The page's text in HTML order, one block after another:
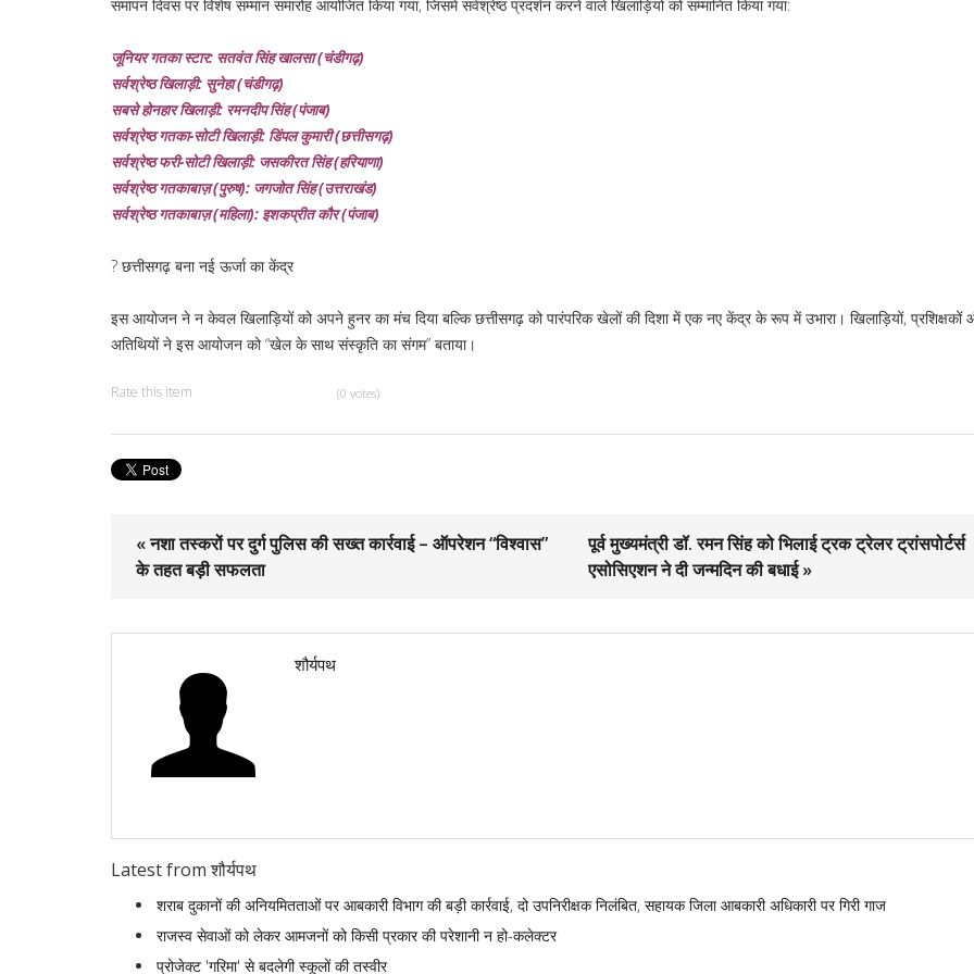
समापन दिवस पर विशेष सम्मान समारोह आयोजित किया गया, जिसमें सर्वश्रेष्ठ प्रदर्शन करने वाले खिलाड़ियों को सम्मानित किया गया:
जूनियर गतका स्टार: सतवंत सिंह खालसा (चंडीगढ़)
सर्वश्रेष्ठ खिलाड़ी: सुनेहा (चंडीगढ़)
सबसे होनहार खिलाड़ी: रमनदीप सिंह (पंजाब)
सर्वश्रेष्ठ गतका-सोटी खिलाड़ी: डिंपल कुमारी (छत्तीसगढ़)
सर्वश्रेष्ठ फरी-सोटी खिलाड़ी: जसकीरत सिंह (हरियाणा)
सर्वश्रेष्ठ गतकाबाज़ (पुरुष): जगजोत सिंह (उत्तराखंड)
सर्वश्रेष्ठ गतकाबाज़ (महिला): इशकप्रीत कौर (पंजाब)
?️ छत्तीसगढ़ बना नई ऊर्जा का केंद्र
इस आयोजन ने न केवल खिलाड़ियों को अपने हुनर का मंच दिया बल्कि छत्तीसगढ़ को पारंपरिक खेलों की दिशा में एक नए केंद्र के रूप में उभारा। खिलाड़ियों, प्रशिक्षकों
अतिथियों ने इस आयोजन को “खेल के साथ संस्कृति का संगम” बताया।
Rate this item (0 votes)
« नशा तस्करों पर दुर्ग पुलिस की सख्त कार्रवाई – ऑपरेशन “विश्वास”
के तहत बड़ी सफलता
पूर्व मुख्यमंत्री डॉ. रमन सिंह को भिलाई ट्रक ट्रेलर ट्रांसपोर्टर्स
एसोसिएशन ने दी जन्मदिन की बधाई »
शौर्यपथ
Latest from शौर्यपथ
शराब दुकानों की अनियमितताओं पर आबकारी विभाग की बड़ी कार्रवाई, दो उपनिरीक्षक निलंबित, सहायक जिला आबकारी अधिकारी पर गिरी गाज
राजस्व सेवाओं को लेकर आमजनों को किसी प्रकार की परेशानी न हो-कलेक्टर
प्रोजेक्ट 'गरिमा' से बदलेगी स्कूलों की तस्वीर